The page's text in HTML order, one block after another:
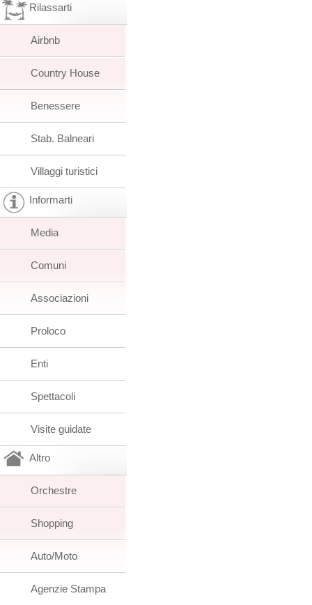
Rilassarti
Airbnb
Country House
Benessere
Stab. Balneari
Villaggi turistici
Informarti
Media
Comuni
Associazioni
Proloco
Enti
Spettacoli
Visite guidate
Altro
Orchestre
Shopping
Auto/Moto
Agenzie Stampa